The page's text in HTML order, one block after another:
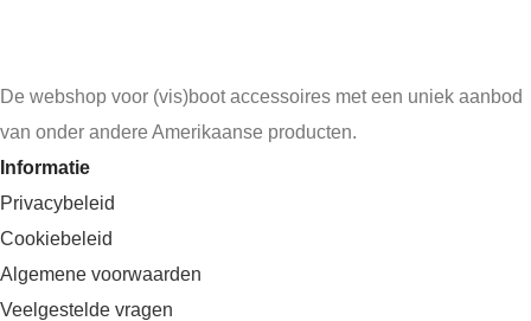
De webshop voor (vis)boot accessoires met een uniek aanbod
van onder andere Amerikaanse producten.
Informatie
Privacybeleid
Cookiebeleid
Algemene voorwaarden
Veelgestelde vragen